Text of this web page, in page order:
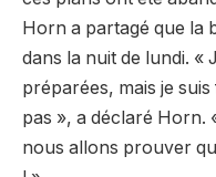
Horn a partagé que la
dans la nuit de lundi. «
préparées, mais je
pas », a déclaré Horn.
nous allons prouver